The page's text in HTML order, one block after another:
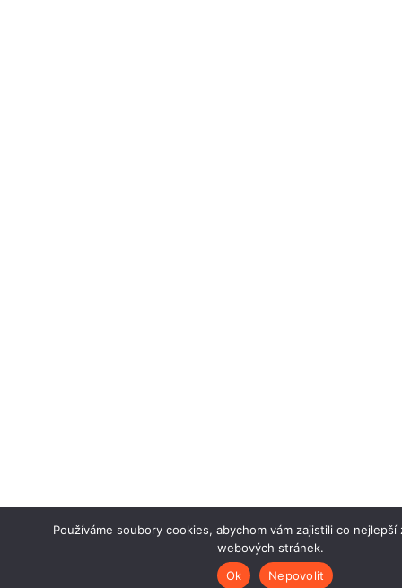
Používáme soubory cookies, abychom vám zajistili co nejlepší
webových stránek.
Ok
Nepovolit